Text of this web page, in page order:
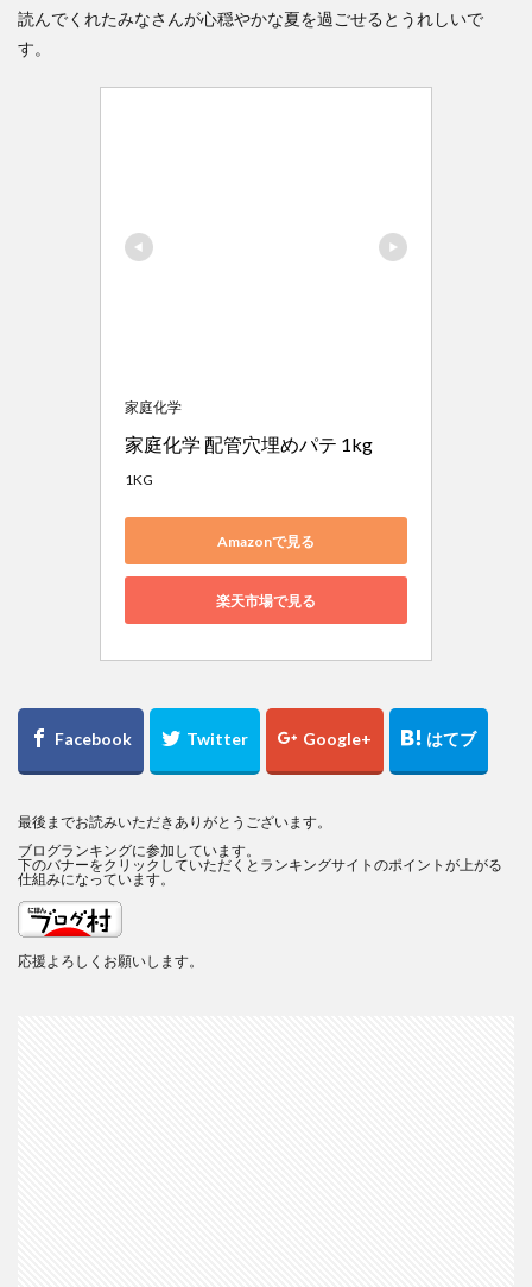
読んでくれたみなさんが心穏やかな夏を過ごせるとうれしいで
す。
家庭化学
家庭化学 配管穴埋めパテ 1kg
1KG
Amazonで見る
楽天市場で見る
最後までお読みいただきありがとうございます。
ブログランキングに参加しています。
下のバナーをクリックしていただくとランキングサイトのポイントが上がる
仕組みになっています。
応援よろしくお願いします。